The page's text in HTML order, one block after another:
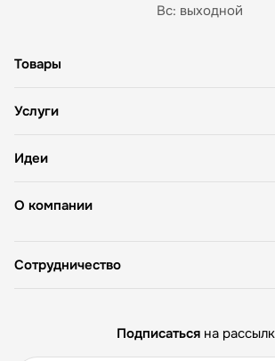
Вс: выходной
О компании
Товары
Услуги
Идеи
Сотрудничество
Подписаться на